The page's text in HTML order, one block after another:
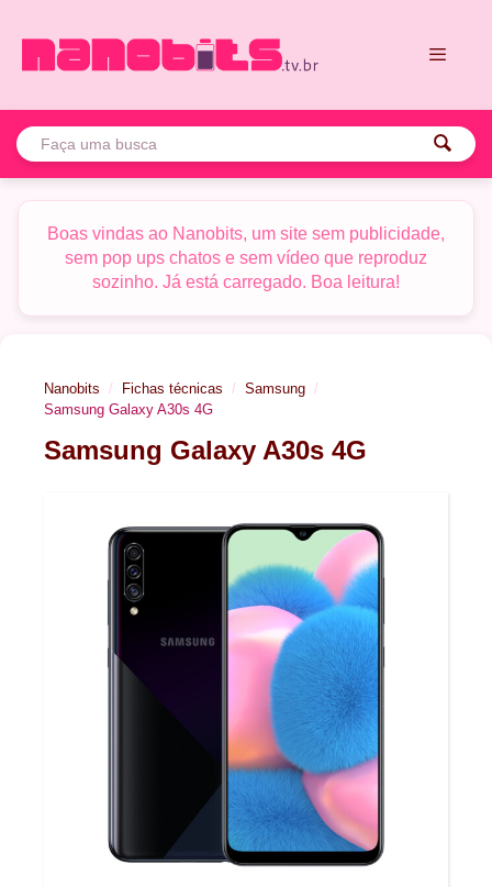
para
Boas vindas ao Nanobits, um site sem publicidade,
sem pop ups chatos e sem vídeo que reproduz
sozinho. Já está carregado. Boa leitura!
Nanobits Fichas técnicas
Samsung
Samsung Galaxy A30s 4G
Samsung Galaxy A30s 4G